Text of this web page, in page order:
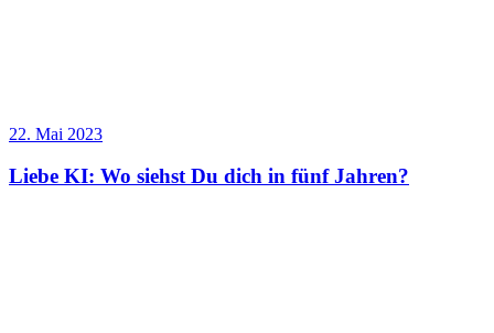
22. Mai 2023
Liebe KI: Wo siehst Du dich in fünf Jahren?